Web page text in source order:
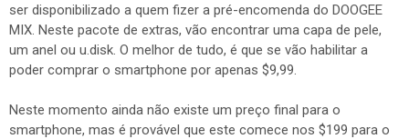
ser disponibilizado a quem fizer a pré-encomenda do DOOGEE
MIX. Neste pacote de extras, vão encontrar uma capa de pele,
um anel ou u.disk. O melhor de tudo, é que se vão habilitar a
poder comprar o smartphone por apenas $9,99.
Neste momento ainda não existe um preço final para o
smartphone, mas é provável que este comece nos $199 para o